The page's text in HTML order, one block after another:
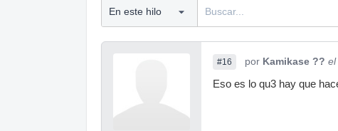
#16 por Kamikase ?? el
Eso es lo qu3 hay que